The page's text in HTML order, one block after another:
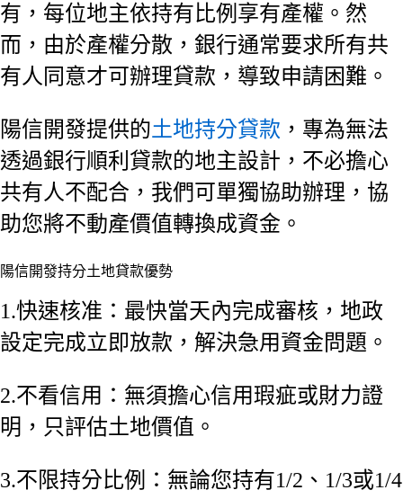
有，每位地主依持有比例享有產權。然
而，由於產權分散，銀行通常要求所有共
有人同意才可辦理貸款，導致申請困難。
陽信開發提供的土地持分貸款 ，專為無法
透過銀行順利貸款的地主設計，不必擔心
共有人不配合，我們可單獨協助辦理，協
助您將不動產價值轉換成資金。
陽信開發持分土地貸款優勢
1.快速核准：最快當天內完成審核，地政
設定完成立即放款，解決急用資金問題。
2.不看信用：無須擔心信用瑕疵或財力證
明，只評估土地價值。
3.不限持分比例：無論您持有1/2、1/3或1/4